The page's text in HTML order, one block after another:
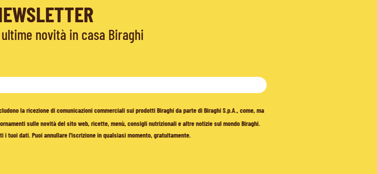
novità in casa Biraghi
la ricezione di comunicazioni commerciali sui prodotti Biraghi da parte di Biraghi S.p.A., come, ma
sulle novità del sito web, ricette, menù, consigli nutrizionali e altre notizie sul mondo Biraghi.
i tuoi dati. Puoi annullare l'iscrizione in qualsiasi momento, gratuitamente.